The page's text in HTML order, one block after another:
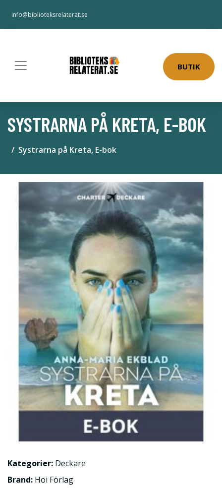
info@biblioteksrelaterat.se
BUTIK
SYSTRARNA PÅ KRETA, E-BOK
Systrarna på Kreta, E-bok
Kategorier: Deckare
Brand: Hoi Förlag